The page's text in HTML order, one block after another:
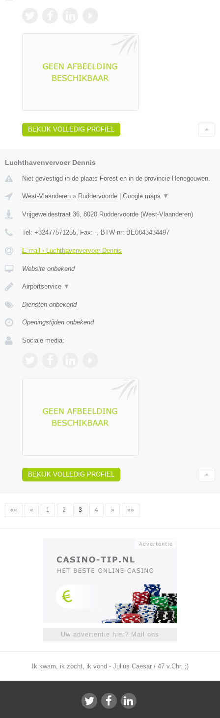
BEKIJK VOLLEDIG PROFIEL
Luchthavenvervoer Dennis
Niet gevestigd in de plaats Forest en in de provincie Henegouwen.
West-Vlaanderen » Ruddervoorde Google maps ▼
Vrijgeweidestraat 36, 8020 Ruddervoorde (West-Vlaanderen)
Tel: +32477571255, Fax: -, BTW-nr: BE0843434497
E-mail › Luchthavenvervoer Dennis
Website onbekend
Airportservice ▼
Diensten onbekend
Openingstijden onbekend
Sociale media:
BEKIJK VOLLEDIG PROFIEL
«« « 1 2 3 4 » »»
Uw advertentie hier? Mail ons
Ik kwam, ik zocht, ik vond - Julius Caesar / 47 v.Chr. ;)